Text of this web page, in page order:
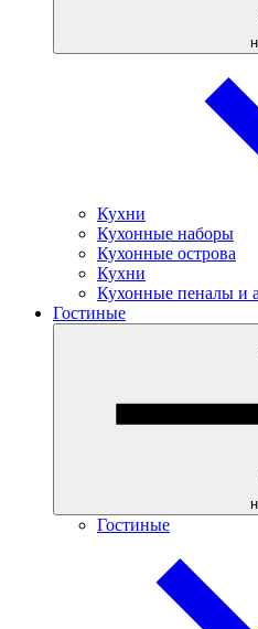
Кухни
Кухонные наборы
Кухонные острова
Кухни
Кухонные пеналы и
Гостиные
Гостиные